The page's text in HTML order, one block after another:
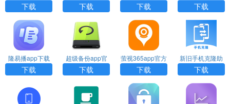
p官方正版下载安
装
下载
p下载
下载
载
下载
p下载
下载
隆易播app下载
安装
下载
超级备份app官
方下载
下载
萤视365app官方
下载
下载
新旧手机克隆助
手app下载
下载